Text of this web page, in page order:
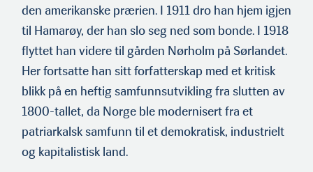
den amerikanske prærien. I 1911 dro han hjem igjen
til Hamarøy, der han slo seg ned som bonde. I 1918
flyttet han videre til gården Nørholm på Sørlandet.
Her fortsatte han sitt forfatterskap med et kritisk
blikk på en heftig samfunnsutvikling fra slutten av
1800-tallet, da Norge ble modernisert fra et
patriarkalsk samfunn til et demokratisk, industrielt
og kapitalistisk land.